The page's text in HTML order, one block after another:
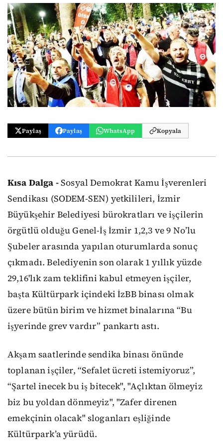
Paylaş Paylaş WhatsApp Kopyala
Kısa Dalga -Sosyal Demokrat Kamu İşverenleri
Sendikası (SODEM-SEN) yetkilileri, İzmir
Büyükşehir Belediyesi bürokratları ve işçilerin
örgütlü olduğu Genel-İş İzmir 1,2,3 ve 9 No’lu
Şubeler arasında yapılan oturumlarda sonuç
çıkmadı. Belediyenin son olarak 1 yıllık yüzde
29,16'lık zam teklifini kabul etmeyen işçiler,
başta Kültürpark içindeki İzBB binası olmak
üzere bütün birim ve hizmet binalarına “Bu
işyerinde grev vardır” pankartı astı.
Akşam saatlerinde sendika binası önünde
toplanan işçiler, “Sefalet ücreti istemiyoruz”,
“Şartel inecek bu iş bitecek", "Açlıktan ölmeyiz
biz bu yoldan dönmeyiz", "Zafer direnen
emekçinin olacak" sloganları eşliğinde
Kültürpark’a yürüdü.